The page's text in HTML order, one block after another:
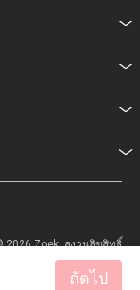
ถัดไป
2026 Zoek. สงวนลิขสิทธิ์